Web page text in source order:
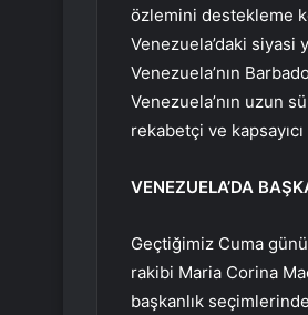
özlemini destekleme
Venezuela’daki siyasi
Venezuela’nın
Venezuela’nın uzun
rekabetçi ve
VENEZUELA’DA
Geçtiğimiz Cuma
rakibi Maria Corina
başkanlık